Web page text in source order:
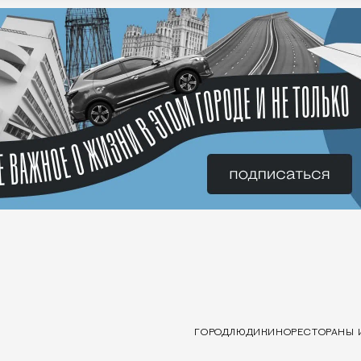
ГОРОДЛЮДИ КИНОРЕСТОРАНЫ